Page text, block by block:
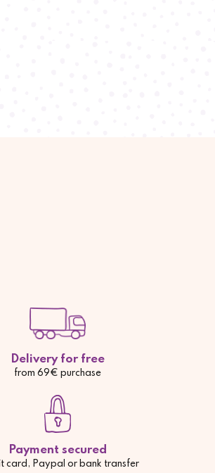
Delivery for free
from 69€ purchase
Payment secured
card, Paypal or bank transfer